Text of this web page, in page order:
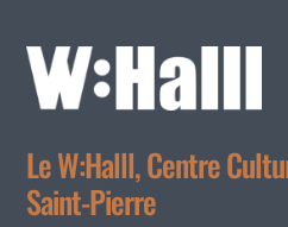
Le W:Halll, Centre
Saint-Pierre